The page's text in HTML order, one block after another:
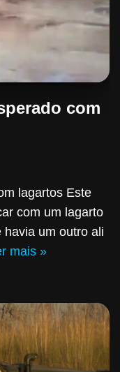
com
lagartos Este
com um lagarto
um outro ali
mais »